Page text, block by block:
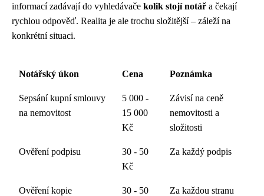
informací zadávají do vyhledávače kolik stojí notář a čekají
rychlou odpověď. Realita je ale trochu složitější – záleží na
konkrétní situaci.
Notářský úkon Cena Poznámka
Sepsání kupní smlouvy
na nemovitost
5 000 -
15 000
Kč
Závisí na ceně
nemovitosti a
složitosti
Ověření podpisu
30 - 50
Kč
Za každý podpis
Ověření kopie
30 - 50
Za každou stranu